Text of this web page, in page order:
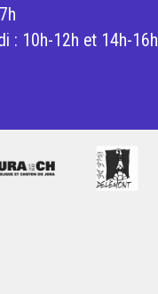
: 10h-12h et 14h-16h